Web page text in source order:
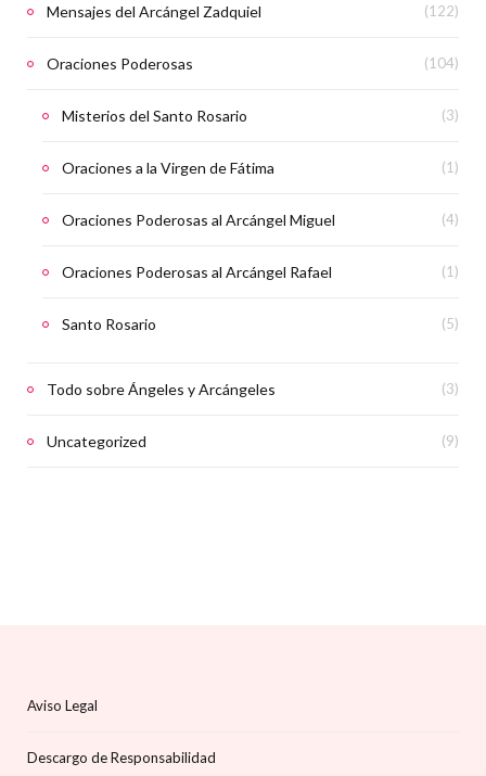
Mensajes del Arcángel Zadquiel (122)
Oraciones Poderosas (104)
Misterios del Santo Rosario (3)
Oraciones a la Virgen de Fátima (1)
Oraciones Poderosas al Arcángel Miguel (4)
Oraciones Poderosas al Arcángel Rafael (1)
Santo Rosario (5)
Todo sobre Ángeles y Arcángeles (3)
Uncategorized (9)
Aviso Legal
Descargo de Responsabilidad